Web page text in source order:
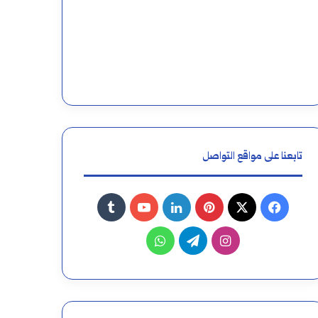
تابعنا على مواقع التواصل
فيسبوك
‫X بينتيريستلينكدإن‫YouTube
‏Tumblr
انستقرامتيلقرامواتساب